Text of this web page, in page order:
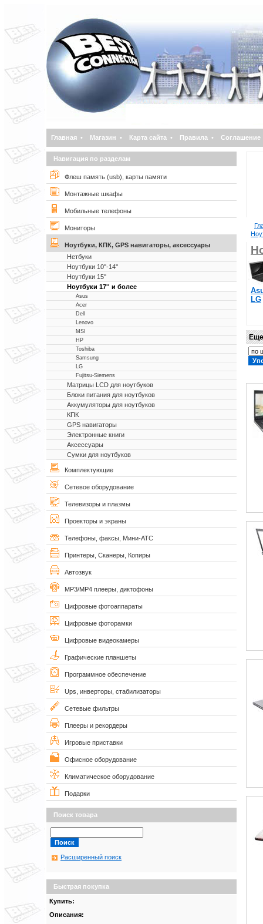
Главная • Магазин • Карта сайта • Правила • Соглашение
Навигация по разделам
Флеш память (usb), карты памяти
Монтажные шкафы
Мобильные телефоны
Мониторы
Ноутбуки, КПК, GPS навигаторы, аксессуары
Нетбуки
Ноутбуки 10''-14''
Ноутбуки 15''
Ноутбуки 17'' и более
Asus
Acer
Dell
Lenovo
MSI
HP
Toshiba
Samsung
LG
Fujitsu-Siemens
Матрицы LCD для ноутбуков
Блоки питания для ноутбуков
Аккумуляторы для ноутбуков
КПК
GPS навигаторы
Электронные книги
Аксессуары
Сумки для ноутбуков
Комплектующие
Сетевое оборудование
Телевизоры и плазмы
Проекторы и экраны
Телефоны, факсы, Мини-АТС
Принтеры, Сканеры, Копиры
Автозвук
MP3/MP4 плееры, диктофоны
Цифровые фотоаппараты
Цифровые фоторамки
Цифровые видеокамеры
Графические планшеты
Программное обеспечение
Ups, инверторы, стабилизаторы
Сетевые фильтры
Плееры и рекордеры
Игровые приставки
Офисное оборудование
Климатическое оборудование
Подарки
Поиск товара
Расширенный поиск
Быстрая покупка
Купить:
Описания:
LG
Еще